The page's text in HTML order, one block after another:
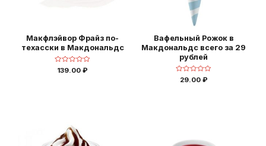
Макфлэйвор Фрайз по-
техасски в Макдональдс
Оценка
139.00 ₽
Вафельный Рожок в
Макдональдс всего за 29
рублей
Оценка
29.00 ₽